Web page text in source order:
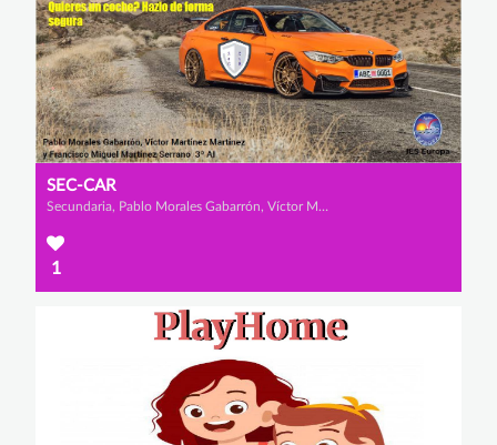
SEC-CAR
Secundaria, Pablo Morales Gabarrón, Víctor Martínez Martínez y Francisco Miguel Martínez Serrano
1